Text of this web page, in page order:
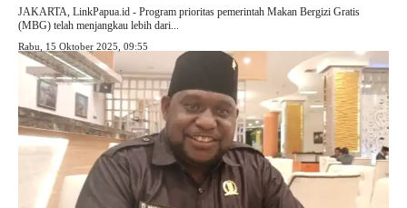
JAKARTA, LinkPapua.id - Program prioritas pemerintah Makan Bergizi Gratis
(MBG) telah menjangkau lebih dari...
Rabu, 15 Oktober 2025, 09:55